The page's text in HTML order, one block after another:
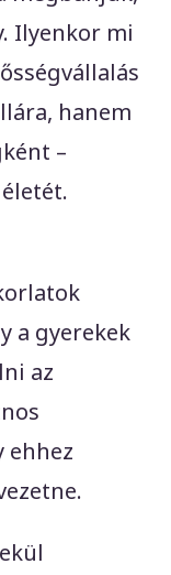
Ilyenkor mi
hanem
–
a gyerekek
az
ehhez